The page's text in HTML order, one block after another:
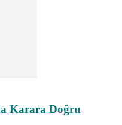
Karara Doğru